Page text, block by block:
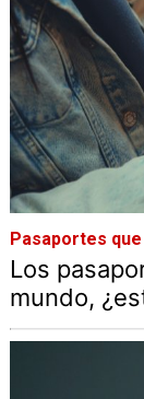
Pasaportes
Los
mundo,